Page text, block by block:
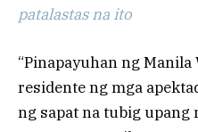
patalastas na ito
“Pinapayuhan ng Manila
residente ng mga
ng sapat na tubig